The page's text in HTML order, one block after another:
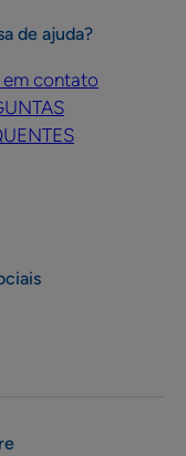
de ajuda?
em contato